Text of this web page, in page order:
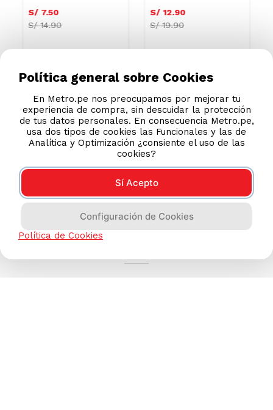
S/ 7.50
S/14.90
S/ 12.90
S/19.90
Política general sobre Cookies
En Metro.pe nos preocupamos por mejorar tu
experiencia de compra, sin descuidar la protección
de tus datos personales. En consecuencia Metro.pe,
usa dos tipos de cookies las Funcionales y las de
Analítica y Optimización ¿consiente el uso de las
cookies?
Sí Acepto
Configuración de Cookies
Política de Cookies